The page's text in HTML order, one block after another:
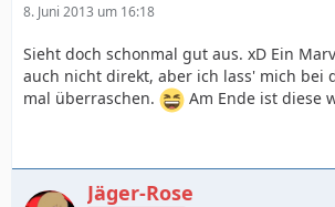
8. Juni 2013 um 16:18
Sieht doch schonmal gut aus. xD Ein
auch nicht direkt, aber ich lass' mich bei
mal überraschen.
Am Ende ist diese
Jäger-Rose